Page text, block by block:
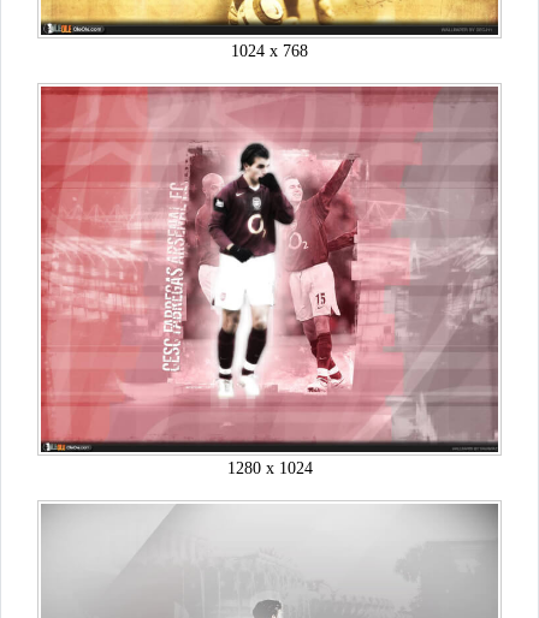
1024 x 768
1280 x 1024